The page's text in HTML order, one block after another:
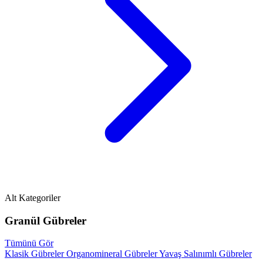
Alt Kategoriler
Granül Gübreler
Tümünü Gör
Klasik GübrelerOrganomineral GübrelerYavaş Salınımlı Gübreler